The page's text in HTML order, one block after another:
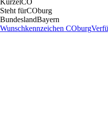
KürzelCO
Steht fürCOburg
BundeslandBayern
Wunschkennzeichen COburg